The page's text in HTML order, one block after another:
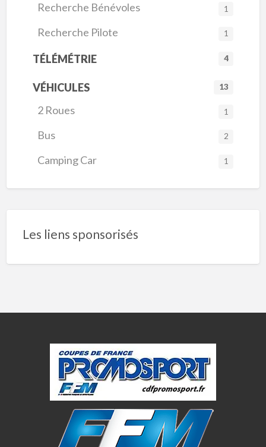
Recherche Bénévoles 1
Recherche Pilote 1
TÉLÉMÉTRIE 4
VÉHICULES 13
2 Roues 1
Bus 2
Camping Car 1
Les liens sponsorisés